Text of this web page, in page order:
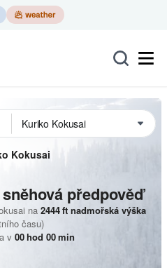
Kokusai
sněhová předpověď
na 2444ft nadmořská výška
času)
v 00hod 00min